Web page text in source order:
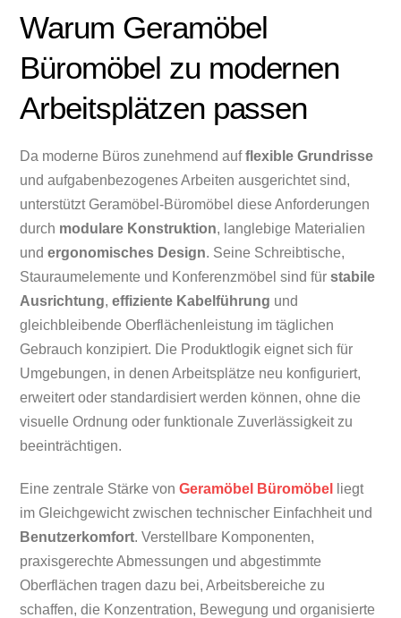
Warum Geramöbel
Büromöbel zu modernen
Arbeitsplätzen passen
Da moderne Büros zunehmend aufflexible Grundrisse
und aufgabenbezogenes Arbeiten ausgerichtet sind,
unterstützt Geramöbel-Büromöbel diese Anforderungen
durch modulare Konstruktion, langlebige Materialien
undergonomisches Design. Seine Schreibtische,
Stauraumelemente und Konferenzmöbel sind fürstabile
Ausrichtung,effiziente Kabelführung und
gleichbleibende Oberflächenleistung im täglichen
Gebrauch konzipiert. Die Produktlogik eignet sich für
Umgebungen, in denen Arbeitsplätze neu konfiguriert,
erweitert oder standardisiert werden können, ohne die
visuelle Ordnung oder funktionale Zuverlässigkeit zu
beeinträchtigen.
Eine zentrale Stärke vonGeramöbel Büromöbel
liegt
im Gleichgewicht zwischen technischer Einfachheit und
Benutzerkomfort. Verstellbare Komponenten,
praxisgerechte Abmessungen und abgestimmte
Oberflächen tragen dazu bei, Arbeitsbereiche zu
schaffen, die Konzentration, Bewegung und organisierte